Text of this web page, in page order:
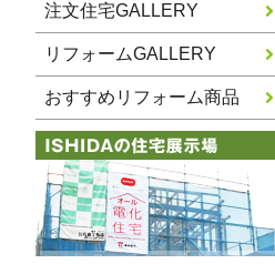
注文住宅GALLERY
リフォームGALLERY
おすすめリフォーム商品